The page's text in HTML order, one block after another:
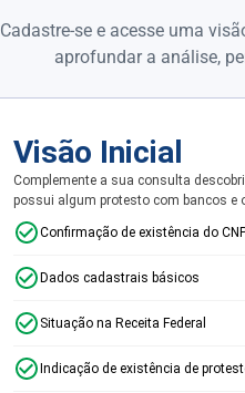
Cadastre-se e acesse uma
aprofundar a análise,
Visão Inicial
Complemente a sua consulta
possui algum protesto com bancos e
Confirmação de existência do
Dados cadastrais básicos
Situação na Receita Federal
Indicação de existência de